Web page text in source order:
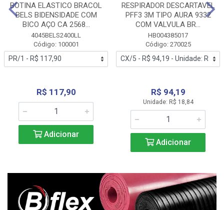
BOTINA ELASTICO BRACOL
BELS BIDENSIDADE COM
BICO AÇO CA 2568...
4045BELS2400LL
Código: 100001
R$ 117,90
Adicionar
RESPIRADOR DESCARTAVEL
PFF3 3M TIPO AURA 9332
COM VALVULA BR...
HB004385017
Código: 270025
R$ 94,19
Unidade: R$ 18,84
Adicionar